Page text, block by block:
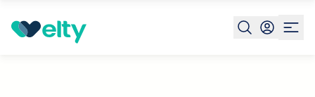
Prenota visita
San Vito Di